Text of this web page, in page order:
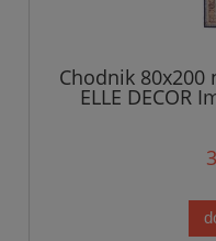
Chodnik 80x200
ELLE DECOR
czerwony